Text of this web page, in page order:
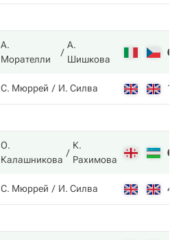
А.
Морателли
А.
Шишкова
6
С. Мюррей И. Силва 1
О.
Калашникова
К.
Рахимова
6
С. Мюррей И. Силва 4